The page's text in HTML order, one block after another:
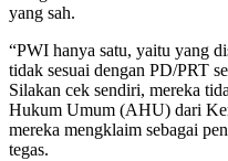
yang sah.
“PWI hanya satu, yaitu yang
tidak sesuai dengan PD/PRT
Silakan cek sendiri, mereka
Hukum Umum (AHU) dari
mereka mengklaim sebagai
tegas.